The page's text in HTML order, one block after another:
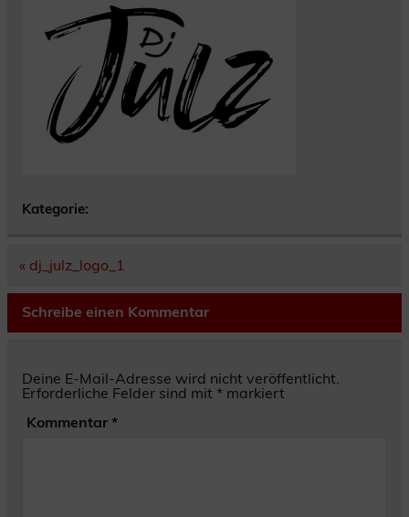
Kategorie:
Beitragsnavigation
« dj_julz_logo_1
Schreibe einen Kommentar
Deine E-Mail-Adresse wird nicht veröffentlicht.
Erforderliche Felder sind mit * markiert
Kommentar *